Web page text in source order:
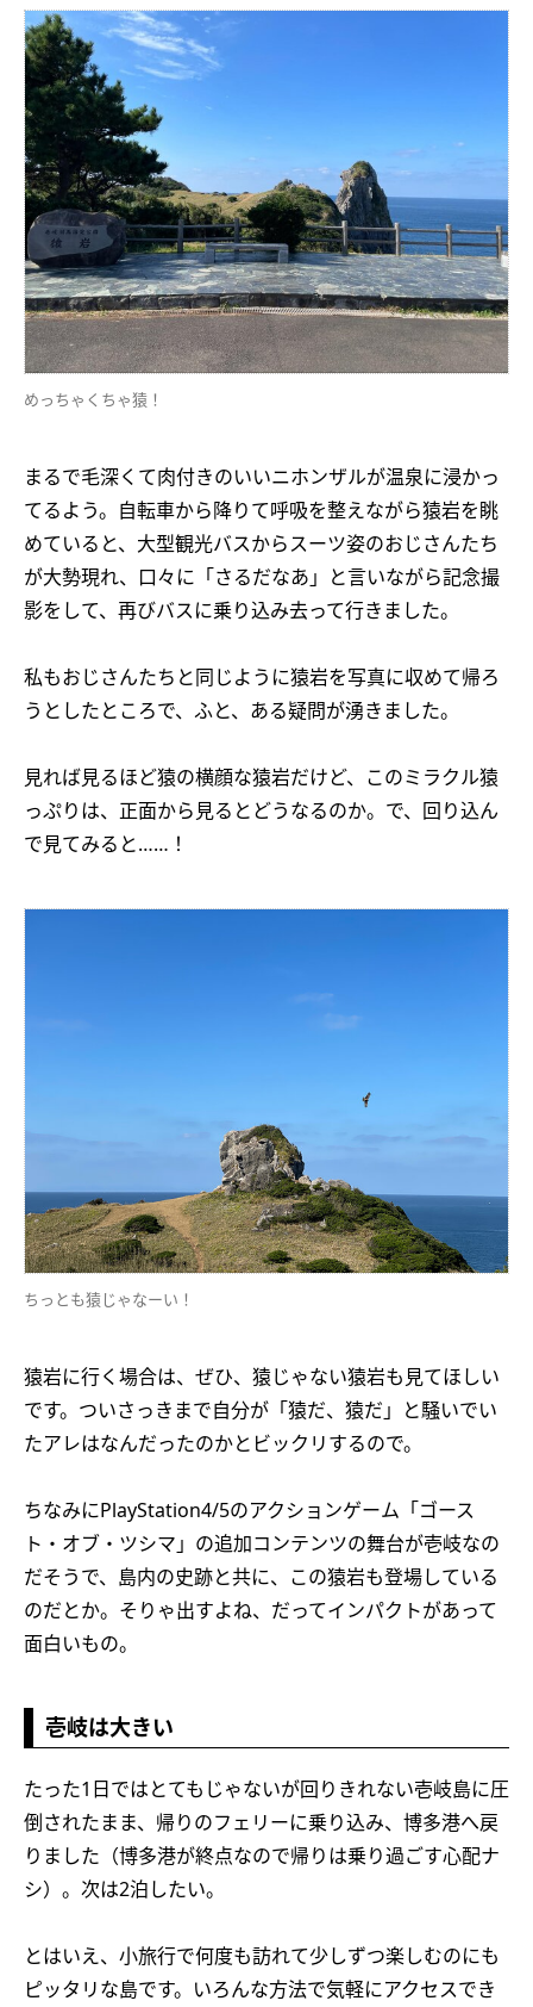
めっちゃくちゃ猿！
まるで毛深くて肉付きのいいニホンザルが温泉に浸かっ
てるよう。自転車から降りて呼吸を整えながら猿岩を眺
めていると、大型観光バスからスーツ姿のおじさんたち
が大勢現れ、口々に「さるだなあ」と言いながら記念撮
影をして、再びバスに乗り込み去って行きました。
私もおじさんたちと同じように猿岩を写真に収めて帰ろ
うとしたところで、ふと、ある疑問が湧きました。
見れば見るほど猿の横顔な猿岩だけど、このミラクル猿
っぷりは、正面から見るとどうなるのか。で、回り込ん
で見てみると……！
ちっとも猿じゃなーい！
猿岩に行く場合は、ぜひ、猿じゃない猿岩も見てほしい
です。ついさっきまで自分が「猿だ、猿だ」と騒いでい
たアレはなんだったのかとビックリするので。
ちなみにPlayStation4/5のアクションゲーム「ゴース
ト・オブ・ツシマ」の追加コンテンツの舞台が壱岐なの
だそうで、島内の史跡と共に、この猿岩も登場している
のだとか。そりゃ出すよね、だってインパクトがあって
面白いもの。
壱岐は大きい
たった1日ではとてもじゃないが回りきれない壱岐島に圧
倒されたまま、帰りのフェリーに乗り込み、博多港へ戻
りました（博多港が終点なので帰りは乗り過ごす心配ナ
シ）。次は2泊したい。
とはいえ、小旅行で何度も訪れて少しずつ楽しむのにも
ピッタリな島です。いろんな方法で気軽にアクセスでき